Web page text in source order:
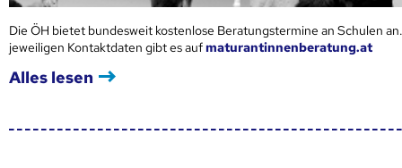
Die ÖH bietet bundesweit kostenlose Beratungstermine an Schulen
jeweiligen Kontaktdaten gibt es aufmaturantinnenberatung.at
Alles lesen